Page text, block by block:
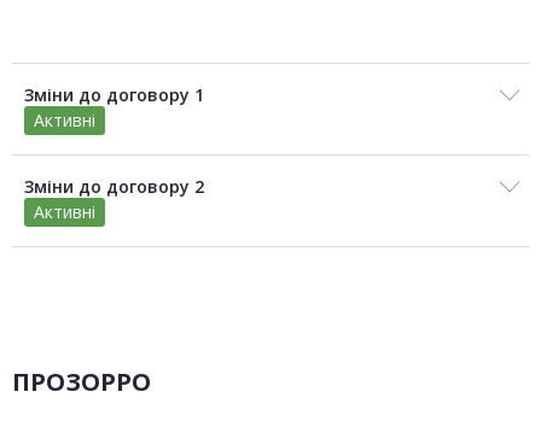
Зміни до договору 1
Активні
Зміни до договору 2
Активні
ПРОЗОРРО